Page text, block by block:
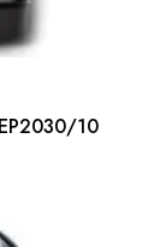
10